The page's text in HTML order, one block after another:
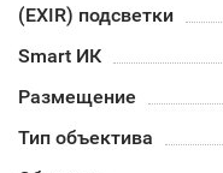
(EXIR) подсветки
Smart ИК
Размещение
Тип объектива